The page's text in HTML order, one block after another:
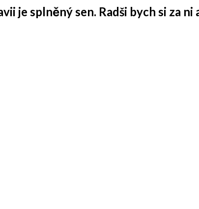
je splněný sen. Radši bych si za ni